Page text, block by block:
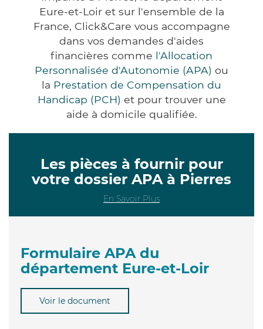
Eure-et-Loir et sur l'ensemble de la
France, Click&Care vous accompagne
dans vos demandes d'aides
financières comme l'Allocation
Personnalisée d'Autonomie (APA) ou
la Prestation de Compensation du
Handicap (PCH) et pour trouver une
aide à domicile qualifiée.
Les pièces à fournir pour
votre dossier APA à Pierres
En Savoir Plus
Formulaire APA du
département Eure-et-Loir
Voir le document